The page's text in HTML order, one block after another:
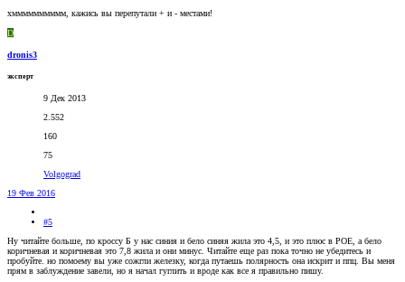
хмммммммммм, кажись вы перепутали + и - местами!
D
dronis3
эксперт
9 Дек 2013
2.552
160
75
Volgograd
19 Фев 2016
#5
Ну читайте больше, по кроссу Б у нас синия и бело синяя жила это 4,5, и это плюс в POE, а бело
коричневая и коричневая это 7,8 жила и они минус. Читайте еще раз пока точно не убедитесь и
пробуйте. но помоему вы уже сожгли железку, когда путаешь полярность она искрит и ппц. Вы меня
прям в заблуждение завели, но я начал гуглить и вроде как все я правильно пишу.